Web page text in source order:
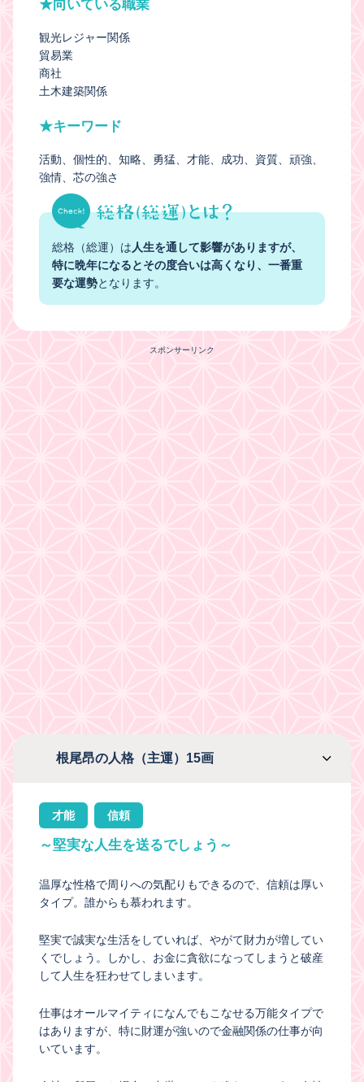
★向いている職業
観光レジャー関係
貿易業
商社
土木建築関係
★キーワード
活動 個性的 知略 勇猛 才能 成功 資質
頑強
強情
芯の強さ
総格（総運）は 人生を通して影響がありますが、
特に晩年になるとその度合いは高くなり、一番重
要な運勢となります。
スポンサーリンク
根尾昂の人格（主運）15画
才能 信頼
～堅実な人生を送るでしょう～
温厚な性格で周りへの気配りもできるので、信頼は厚い
タイプ。誰からも慕われます。
堅実で誠実な生活をしていれば、やがて財力が増してい
くでしょう。しかし、お金に貪欲になってしまうと破産
して人生を狂わせてしまいます。
仕事はオールマイティになんでもこなせる万能タイプで
はありますが、特に財運が強いので金融関係の仕事が向
いています。